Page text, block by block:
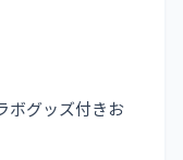
ボグッズ付きお